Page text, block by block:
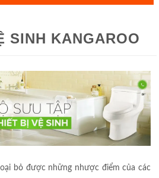
SINH KANGAROO
bỏ được những nhược điểm của các